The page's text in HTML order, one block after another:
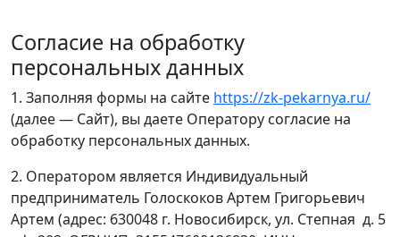
Согласие на обработку
персональных данных
1. Заполняя формы на сайте https://zk-pekarnya.ru/
(далее — Сайт), вы даете Оператору согласие на
обработку персональных данных.
2. Оператором является Индивидуальный
предприниматель Голоскоков Артем Григорьевич
Артем (адрес: 630048 г. Новосибирск, ул. Степная д. 5